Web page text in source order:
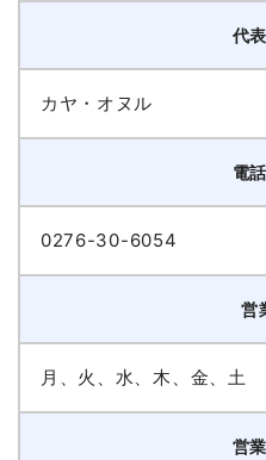
代
カヤ・オヌル
電
0276-30-6054
営
月、火、水、木、金、土
営